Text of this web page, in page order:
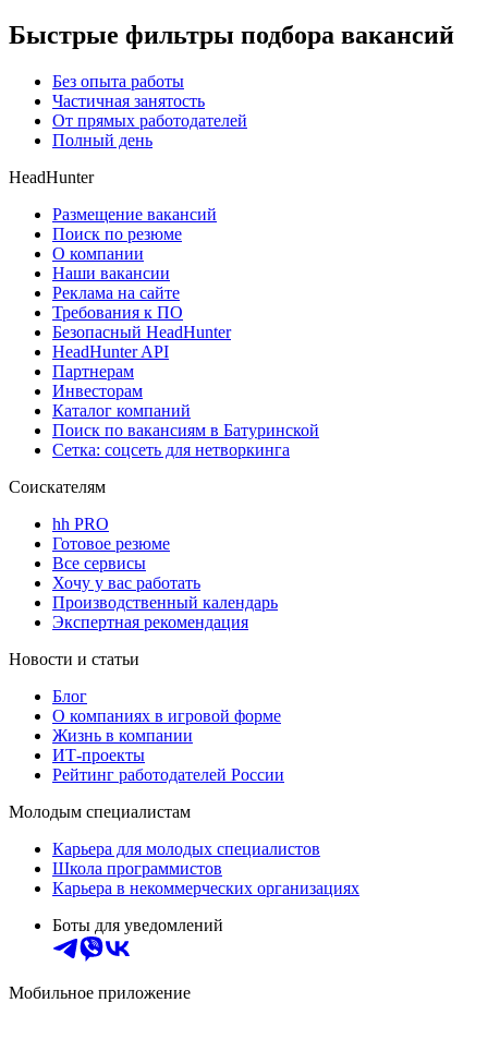
Быстрые фильтры подбора вакансий
Без опыта работы
Частичная занятость
От прямых работодателей
Полный день
HeadHunter
Размещение вакансий
Поиск по резюме
О компании
Наши вакансии
Реклама на сайте
Требования к ПО
Безопасный HeadHunter
HeadHunter API
Партнерам
Инвесторам
Каталог компаний
Поиск по вакансиям в Батуринской
Сетка: соцсеть для нетворкинга
Соискателям
hh PRO
Готовое резюме
Все сервисы
Хочу у вас работать
Производственный календарь
Экспертная рекомендация
Новости и статьи
Блог
О компаниях в игровой форме
Жизнь в компании
ИТ-проекты
Рейтинг работодателей России
Молодым специалистам
Карьера для молодых специалистов
Школа программистов
Карьера в некоммерческих организациях
Боты для уведомлений
Мобильное приложение